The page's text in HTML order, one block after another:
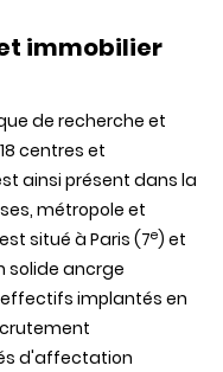
immobilier
de recherche et
centres et
ainsi présent dans la
métropole et
situé à Paris (7e) et
solide ancrge
effectifs implantés en
d'affectation